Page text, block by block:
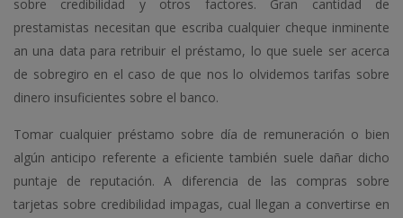
sobre credibilidad y otros factores. Gran cantidad de
prestamistas necesitan que escriba cualquier cheque inminente
an una data para retribuir el préstamo, lo que suele ser acerca
de sobregiro en el caso de que nos lo olvidemos tarifas sobre
dinero insuficientes sobre el banco.
Tomar cualquier préstamo sobre día de remuneración o bien
algún anticipo referente a eficiente también suele dañar dicho
puntaje de reputación. A diferencia de las compras sobre
tarjetas sobre credibilidad impagas, cual llegan a convertirse en